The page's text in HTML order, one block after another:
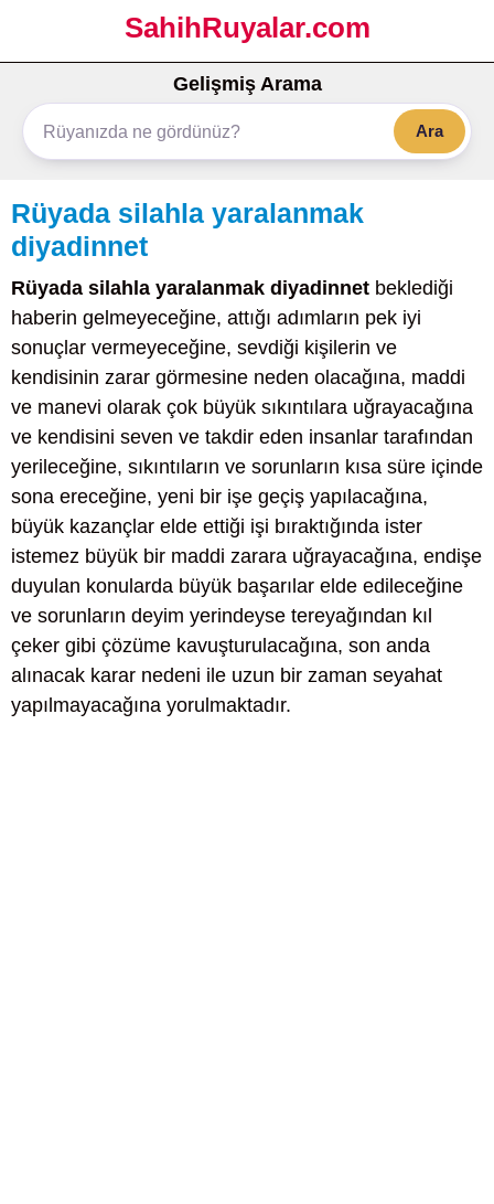
SahihRuyalar.com
Gelişmiş Arama
Ara
Rüyada silahla yaralanmak
diyadinnet
Rüyada silahla yaralanmak diyadinnet beklediği
haberin gelmeyeceğine, attığı adımların pek iyi
sonuçlar vermeyeceğine, sevdiği kişilerin ve
kendisinin zarar görmesine neden olacağına, maddi
ve manevi olarak çok büyük sıkıntılara uğrayacağına
ve kendisini seven ve takdir eden insanlar tarafından
yerileceğine, sıkıntıların ve sorunların kısa süre içinde
sona ereceğine, yeni bir işe geçiş yapılacağına,
büyük kazançlar elde ettiği işi bıraktığında ister
istemez büyük bir maddi zarara uğrayacağına, endişe
duyulan konularda büyük başarılar elde edileceğine
ve sorunların deyim yerindeyse tereyağından kıl
çeker gibi çözüme kavuşturulacağına, son anda
alınacak karar nedeni ile uzun bir zaman seyahat
yapılmayacağına yorulmaktadır.